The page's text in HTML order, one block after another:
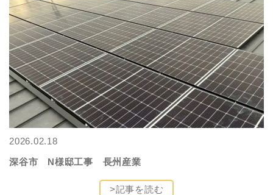
2026.02.18
深谷市 N様邸工事 長州産業
>記事を読む